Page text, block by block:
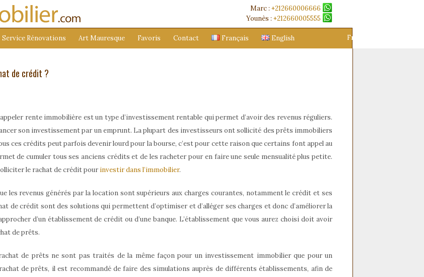
Marc : +212660006666
Younès : +212660005555
Service Rénovations Art Mauresque Favoris Contact Français English Français
de crédit ?
rente immobilière est un type d’investissement rentable qui permet d’avoir des revenus réguliers.
son investissement par un emprunt. La plupart des investisseurs ont sollicité des prêts immobiliers
ces crédits peut parfois devenir lourd pour la bourse, c’est pour cette raison que certains font appel au
de cumuler tous ses anciens crédits et de les racheter pour en faire une seule mensualité plus petite.
le rachat de crédit pour investir dans l’immobilier.
les revenus générés par la location sont supérieurs aux charges courantes, notamment le crédit et ses
de crédit sont des solutions qui permettent d’optimiser et d’alléger ses charges et donc d’améliorer la
d’un établissement de crédit ou d’une banque. L’établissement que vous aurez choisi doit avoir
de prêts.
de prêts ne sont pas traités de la même façon pour un investissement immobilier que pour un
de prêts, il est recommandé de faire des simulations auprès de différents établissements, afin de